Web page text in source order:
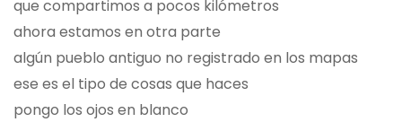
que compartimos a pocos kilómetros
ahora estamos en otra parte
algún pueblo antiguo no registrado en los mapas
ese es el tipo de cosas que haces
pongo los ojos en blanco